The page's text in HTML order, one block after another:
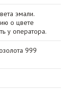
эмали.
о цвете
у оператора.
999